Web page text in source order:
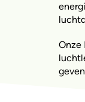
Onze